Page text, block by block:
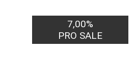
7,00%
PRO SALE